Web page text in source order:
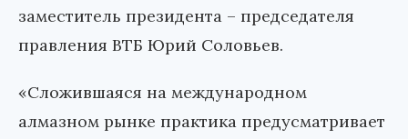
заместитель президента – председателя
правления ВТБ Юрий Соловьев.
«Сложившаяся на международном
алмазном рынке практика предусматривает